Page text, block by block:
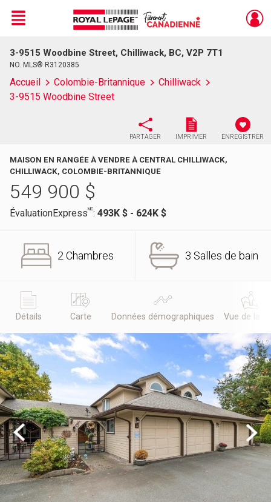
Live
En Direct
Menu
3-9515 Woodbine Street, Chilliwack, BC, V2P 7T1
NO. MLS® R3120385
Accueil Colombie-Britannique
Chilliwack
3-9515 Woodbine Street
PARTAGER IMPRIMER ENREGISTRER
MAISON EN RANGÉE À VENDRE À CENTRAL CHILLIWACK,
CHILLIWACK, COLOMBIE-BRITANNIQUE
549 900 $
ÉvaluationExpressMC: 493K $ - 624K $
2 Chambres 3 Salles de bain
Détails Carte Données démographiques Vue de la
Previous Next